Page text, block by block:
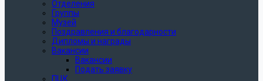
Отделения
Группы
Музей
Поздравления и благодарности
Дипломы и награды
Вакансии
Вакансии
Подать заявку
ПЦК